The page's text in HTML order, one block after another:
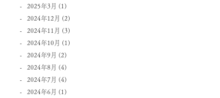
2025年3月 (1)
2024年12月 (2)
2024年11月 (3)
2024年10月 (1)
2024年9月 (2)
2024年8月 (4)
2024年7月 (4)
2024年6月 (1)